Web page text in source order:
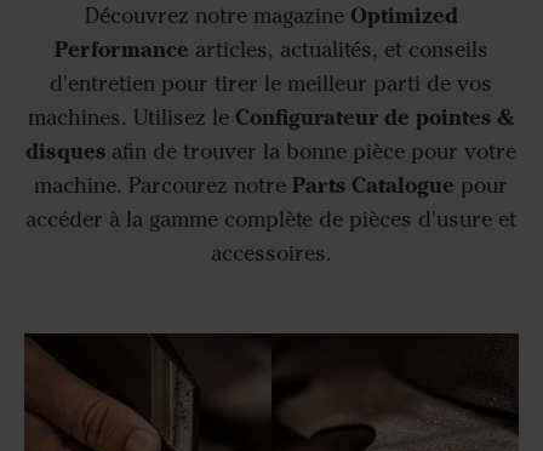
Découvrez notre magazine Optimized
Performance articles, actualités, et conseils
d'entretien pour tirer le meilleur parti de vos
machines. Utilisez le Configurateur de pointes &
disques afin de trouver la bonne pièce pour votre
machine. Parcourez notre Parts Catalogue pour
accéder à la gamme complète de pièces d'usure et
accessoires.